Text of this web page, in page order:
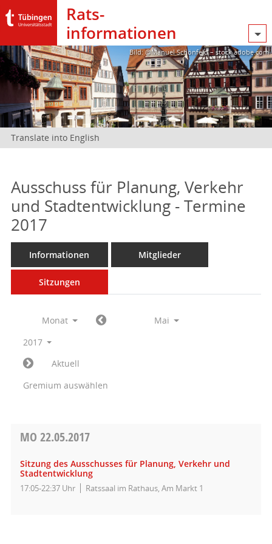
Rats­
informationen
Bild: @Manuel Schönfeld – stock.adobe.com
Translate into English
Ausschuss für Planung, Verkehr
und Stadtentwicklung - Termine
2017
Informationen Mitglieder
Sitzungen
Monat
Mai
2017
Aktuell
Gremium auswählen
MO 22.05.2017
Sitzung des Ausschusses für Planung, Verkehr und
Stadtentwicklung
17:05-22:37 Uhr Ratssaal im Rathaus, Am Markt 1